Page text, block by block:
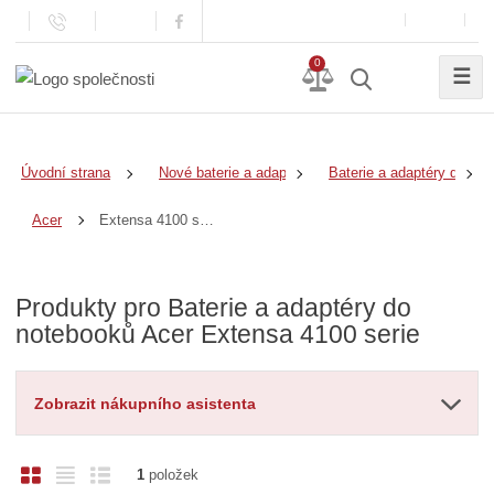
0
☰
Úvodní strana Nové baterie a adaptéry Baterie a adaptéry do
Acer
Produkty pro Baterie a adaptéry do
notebooků Acer Extensa 4100 serie
Zobrazit nákupního asistenta
O
Ř
1položek